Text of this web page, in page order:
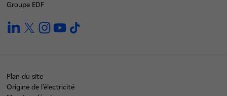
Groupe EDF
linkedintwitterinstagramyoutube
Plan du site
Origine de l'électricité